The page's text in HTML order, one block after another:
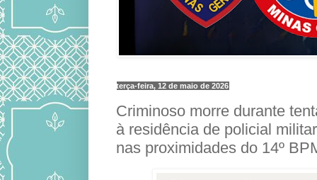
terça-feira, 12 de maio de 2026
Criminoso morre durante
à residência de policial
nas proximidades do 14º